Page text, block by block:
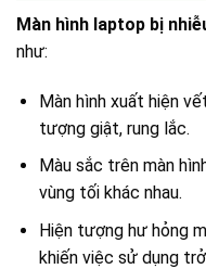
Màn hình laptop bị
như:
Màn hình xuất hiện
tượng giật, rung lắc.
Màu sắc trên màn
vùng tối khác nhau.
Hiện tượng hư hỏng
khiến việc sử dụng